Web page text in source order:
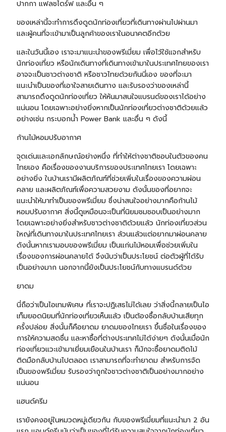
ปากกาแฟลชไดร์ฟ และอื่น ๆ
ของเหล่านี้จะทำการดึงดูดนักท่องเที่ยวที่เดินทางผ่านไปผ่านมา
และผู้คนที่จะเข้ามาเป็นลูกค้าของเราในอนาคตอีกด้วย
และในวันนี้เอง เราจะมาแนะนำของพรีเมี่ยม เพื่อไว้ใช้แจกสำหรับ
นักท่องเที่ยว หรือนักเดินทางที่เดินทางเข้ามาในประเทศไทยของเรา
อาจจะเป็นชาวต่างชาติ หรือชาวไทยด้วยกันนี่เอง ของที่จะมา
แนะนำเป็นของที่เอาใจสายเดินทาง และรับรองว่าของเหล่านี้
สามารถดึงดูดนักท่องเที่ยว ให้หันมาสนใจแบรนด์ของเราได้อย่าง
แน่นอน โดยเฉพาะอย่างยิ่งหากเป็นนักท่องเที่ยวต่างชาติด้วยแล้ว
อย่างเช่น กระบอกน้ำ Power Bank และอื่น ๆ ดังนี้
ก้านไม้หอมปรับอากาศ
จุดเด่นและเอกลักษณ์อย่างหนึ่ง ที่ทำให้ต่างชาติชอบในตัวของคน
ไทยเอง คือเรื่องของงานบริการของประเทศไทยเรา โดยเฉพาะ
อย่างยิ่ง ในบ้านเรามีผลิตภัณฑ์ที่ช่วยเพิ่มในเรื่องของความผ่อน
คลาย และผลิตภัณฑ์เพื่อความสวยงาม ดังนั้นของที่อยากจะ
แนะนำให้มาทำเป็นของพรีเมี่ยม ซึ่งน่าสนใจอย่างมากคือก้านไม้
หอมปรับอากาศ สิ่งนี้ดูเหมือนจะเป็นที่นิยมชมชอบเป็นอย่างมาก
โดยเฉพาะอย่างยิ่งสำหรับชาวต่างชาติด้วยแล้ว นักท่องเที่ยวส่วน
ใหญ่ที่เดินทางมาในประเทศไทยเรา ล้วนแล้วแต่อยากมาผ่อนคลาย
ดังนั้นหากเรามอบของพรีเมี่ยม เป็นแก่นไม้หอมเพื่อช่วยเพิ่มใน
เรื่องของการผ่อนคลายได้ จึงนับว่าเป็นประโยชน์ ต่อตัวผู้ที่ได้รับ
เป็นอย่างมาก นอกจากนี้ยังเป็นประโยชน์กับทางแบรนด์ด้วย
ยาดม
นี่ถือว่าเป็นไอเทมพิเศษ ที่เราจะปฏิเสธไม่ได้เลย ว่าสิ่งนี้กลายเป็นไอ
เท็มยอดนิยมที่นักท่องเที่ยวเห็นแล้ว เป็นต้องซื้อกลับบ้านเสียทุก
ครั้งปล่อย สิ่งนั้นก็คือยาดม ยาดมของไทยเรา ขึ้นชื่อในเรื่องของ
การให้ความสดชื่น และหาซื้อที่ต่างประเทศไม่ได้ง่ายๆ ดังนั้นเมื่อนัก
ท่องเที่ยวแวะเข้ามาเยี่ยมเยือนในบ้านเรา ก็มักจะซื้อยาดมติดไม้
ติดมือกลับบ้านไปตลอด เราสามารถที่จะทำยาดม สำหรับการจัด
เป็นของพรีเมี่ยม รับรองว่าถูกใจชาวต่างชาติเป็นอย่างมากอย่าง
แน่นอน
แฮนด์ครีม
เรายังคงอยู่ในหมวดหมู่เดียวกัน กับของพรีเมี่ยมที่แนะนำมา 2 อัน